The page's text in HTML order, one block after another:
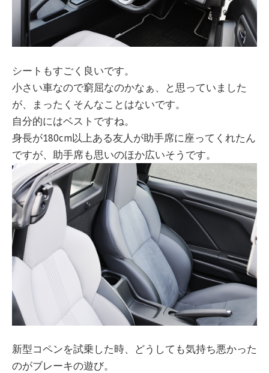
シートもすごく良いです。
小さい車なので窮屈なのかなぁ、と思っていました
が、まったくそんなことはないです。
自分的にはベストですね。
身長が180cm以上ある友人が助手席に座ってくれたん
ですが、助手席も思いのほか広いそうです。
新型コペンを試乗した時、どうしても気持ち悪かった
のがブレーキの遊び。